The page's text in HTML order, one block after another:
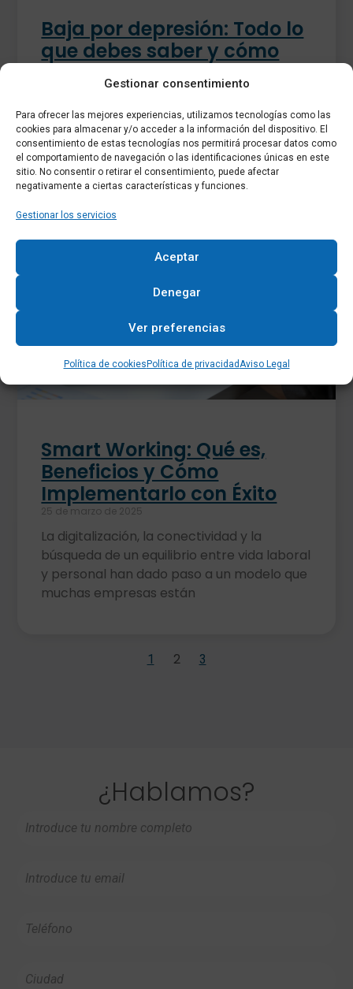
Gestionar consentimiento
Para ofrecer las mejores experiencias, utilizamos tecnologías como las
cookies para almacenar y/o acceder a la información del dispositivo. El
consentimiento de estas tecnologías nos permitirá procesar datos como
el comportamiento de navegación o las identificaciones únicas en este
sitio. No consentir o retirar el consentimiento, puede afectar
negativamente a ciertas características y funciones.
Gestionar los servicios
Aceptar
Denegar
Ver preferencias
Política de cookiesPolítica de privacidad Aviso Legal
Baja por depresión: Todo lo
que debes saber y cómo
gestionarla
1 de abril de 2025
La baja por depresión es una realidad cada
vez más frecuente en el entorno laboral. La
presión, el estrés y la sobrecarga de
trabajo pueden
Smart Working: Qué es,
Beneficios y Cómo
Implementarlo con Éxito
25 de marzo de 2025
La digitalización, la conectividad y la
búsqueda de un equilibrio entre vida laboral
y personal han dado paso a un modelo que
muchas empresas están
1 2 3
¿Hablamos?
Completo*